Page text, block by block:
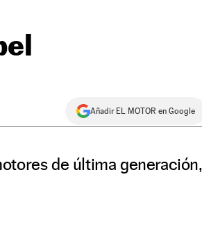
Añadir EL MOTOR en Google
de última generación,